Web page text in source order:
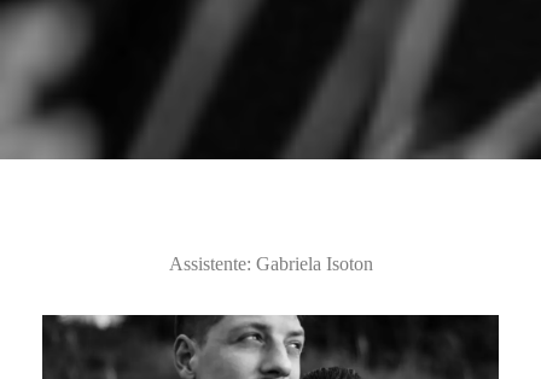
Assistente: Gabriela Isoton